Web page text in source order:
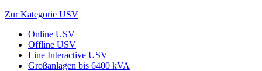
Zur Kategorie USV
Online USV
Offline USV
Line Interactive USV
Großanlagen bis 6400 kVA